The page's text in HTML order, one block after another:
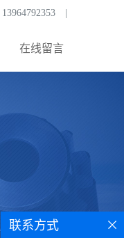
13964792353
在线留言
联系方式